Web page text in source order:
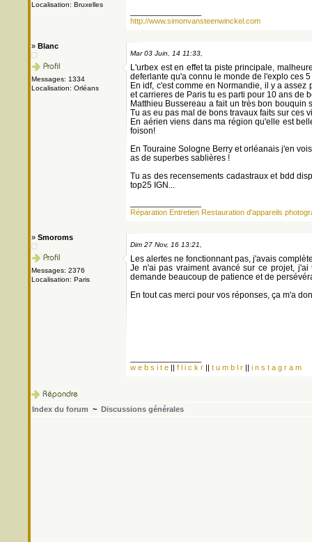
Localisation: Bruxelles
http://www.simonvansteenwinckel.com
» Blanc
Messages: 1334
Localisation: Orléans
Mar 03 Juin, 14 11:33,
L'urbex est en effet ta piste principale,
deferlante qu'a connu le monde de l'explo ces
En idf, c'est comme en Normandie, il y a
et carrieres de Paris tu es parti pour 10 ans de
Matthieu Bussereau a fait un très bon
Tu as eu pas mal de bons travaux faits sur ces
En aérien viens dans ma région qu'elle est
foison!
En Touraine Sologne Berry et orléanais j'en
as de superbes sablières !
Tu as des recensements cadastraux et bdd
top25 IGN...
Réparation Entretien Restauration d'appareils
» Smoroms
Messages: 2376
Localisation: Paris
Dim 27 Nov, 16 13:21,
Les alertes ne fonctionnant pas, j'avais
Je n'ai pas vraiment avancé sur ce projet,
demande beaucoup de patience et de
En tout cas merci pour vos réponses, ça m'a
w e b s i t e || f l i c k r || t u m b l r || i n s t a g r a m
Index du forum ~ Discussions générales